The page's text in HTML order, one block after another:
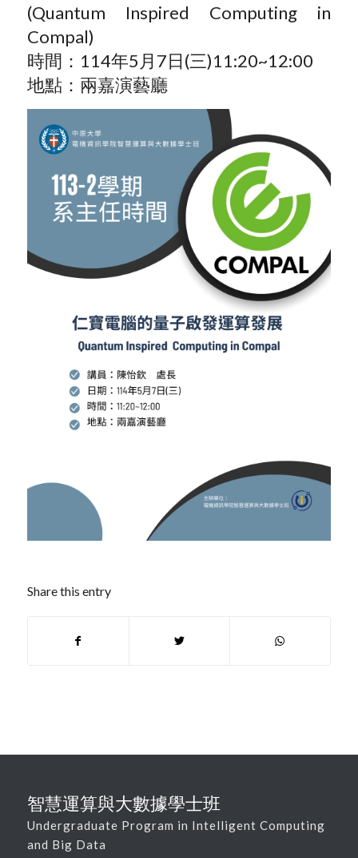
(Quantum Inspired Computing in
Compal)
時間：114年5月7日(三)11:20~12:00
地點：兩嘉演藝廳
Share this entry
智慧運算與大數據學士班
Undergraduate Program in Intelligent Computing
and Big Data